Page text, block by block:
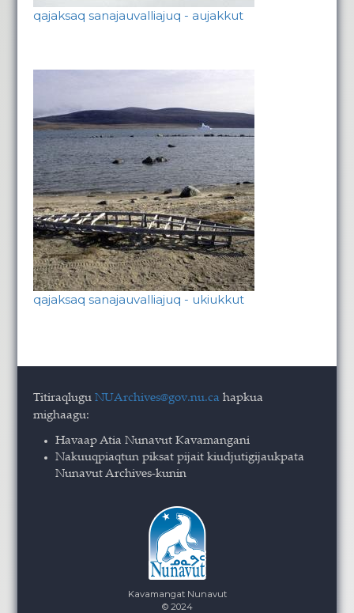
qajaksaq sanajauvalliajuq - aujakkut
qajaksaq sanajauvalliajuq - ukiukkut
TitiraqluguNUArchives@gov.nu.ca hapkua
mighaagu:
Havaap Atia Nunavut Kavamangani
Nakuuqpiaqtun piksat pijait kiudjutigijaukpata
Nunavut Archives-kunin
Kavamangat Nunavut
© 2024